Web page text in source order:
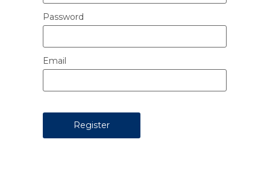
Password
Email